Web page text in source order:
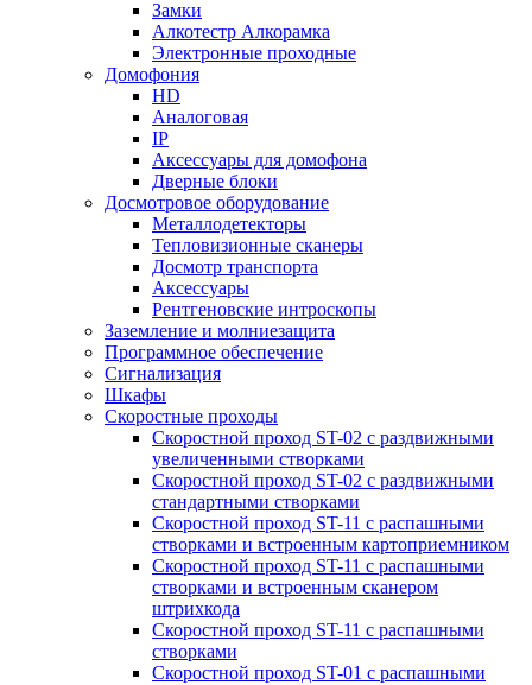
Замки
Алкотестр Алкорамка
Электронные проходные
Домофония
HD
Аналоговая
IP
Аксессуары для домофона
Дверные блоки
Досмотровое оборудование
Металлодетекторы
Тепловизионные сканеры
Досмотр транспорта
Аксессуары
Рентгеновские интроскопы
Заземление и молниезащита
Программное обеспечение
Сигнализация
Шкафы
Скоростные проходы
Скоростной проход ST-02 с раздвижными
увеличенными створками
Скоростной проход ST-02 с раздвижными
стандартными створками
Скоростной проход ST-11 с распашными
створками и встроенным картоприемником
Скоростной проход ST-11 с распашными
створками и встроенным сканером
штрихкода
Скоростной проход ST-11 с распашными
створками
Скоростной проход ST-01 с распашными